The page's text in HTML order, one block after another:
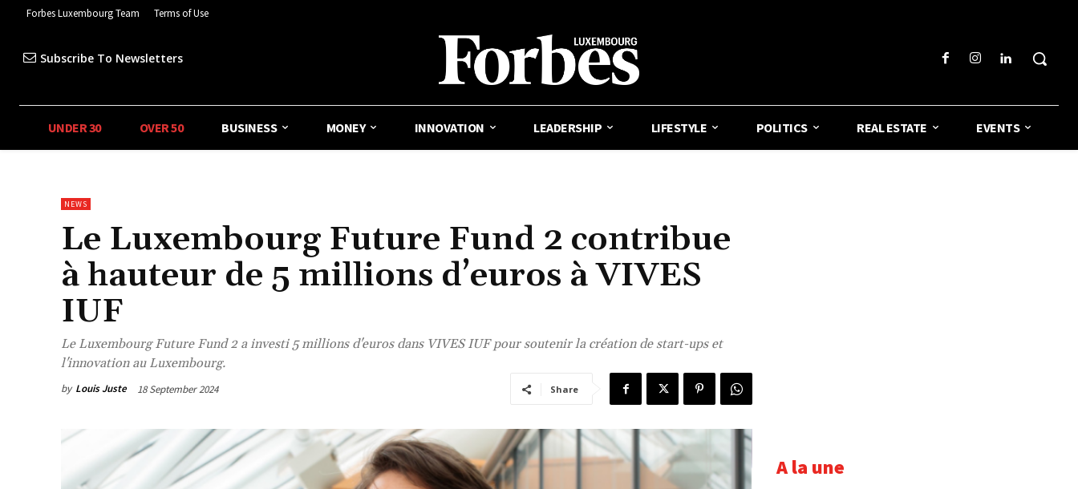
Forbes Luxembourg Team Terms of Use
Subscribe To Newsletters
UNDER 30 OVER 50 BUSINESS MONEY INNOVATION LEADERSHIP LIFESTYLE POLITICS REAL ESTATE EVENTS
NEWS
Le Luxembourg Future Fund 2 contribue
à hauteur de 5 millions d’euros à VIVES
IUF
Le Luxembourg Future Fund 2 a investi 5 millions d'euros dans VIVES IUF pour soutenir la création de start-ups et
l'innovation au Luxembourg.
by Louis Juste 18 September 2024 Share
A la une